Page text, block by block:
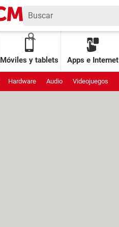
Móviles y tablets Apps e Internet
Hardware Audio Videojuegos